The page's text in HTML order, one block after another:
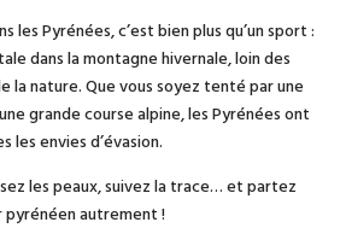
les Pyrénées, c’est bien plus qu’un sport :
dans la montagne hivernale, loin des
la nature. Que vous soyez tenté par une
grande course alpine, les Pyrénées ont
les envies d’évasion.
les peaux, suivez la trace… et partez
pyrénéen autrement !